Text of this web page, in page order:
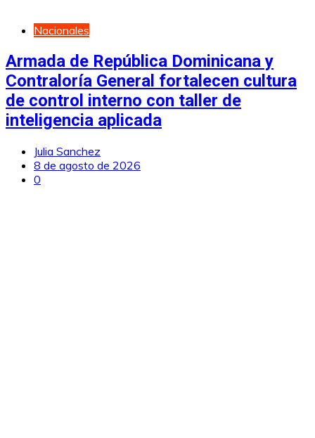
Nacionales
Armada de República Dominicana y
Contraloría General fortalecen cultura
de control interno con taller de
inteligencia aplicada
Julia Sanchez
8 de agosto de 2026
0